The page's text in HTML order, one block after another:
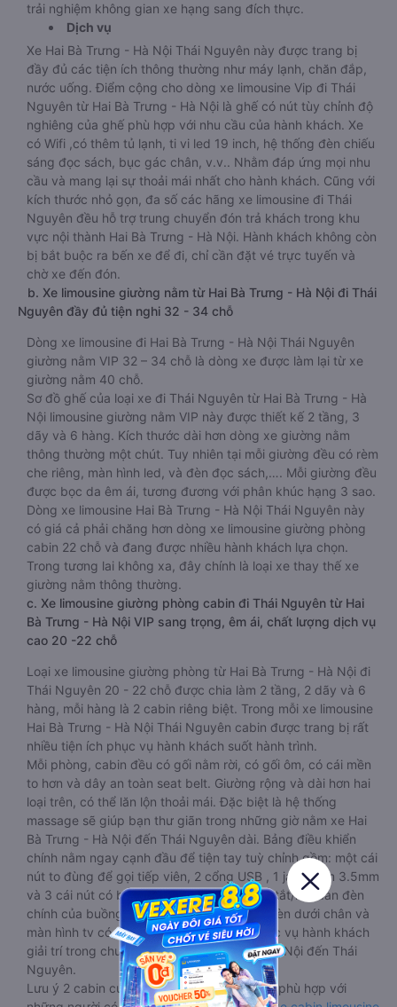
trải nghiệm không gian xe hạng sang đích thực.
Dịch vụ
Xe Hai Bà Trưng - Hà Nội Thái Nguyên này được trang bị
đầy đủ các tiện ích thông thường như máy lạnh, chăn đắp,
nước uống. Điểm cộng cho dòng xe limousine Vip đi Thái
Nguyên từ Hai Bà Trưng - Hà Nội là ghế có nút tùy chỉnh độ
nghiêng của ghế phù hợp với nhu cầu của hành khách. Xe
có Wifi ,có thêm tủ lạnh, ti vi led 19 inch, hệ thống đèn chiếu
sáng đọc sách, bục gác chân, v.v.. Nhằm đáp ứng mọi nhu
cầu và mang lại sự thoải mái nhất cho hành khách. Cũng với
kích thước nhỏ gọn, đa số các hãng xe limousine đi Thái
Nguyên đều hỗ trợ trung chuyển đón trả khách trong khu
vực nội thành Hai Bà Trưng - Hà Nội. Hành khách không còn
bị bắt buộc ra bến xe để đi, chỉ cần đặt vé trực tuyến và
chờ xe đến đón.
b. Xe limousine giường nằm từ Hai Bà Trưng - Hà Nội đi Thái
Nguyên đầy đủ tiện nghi 32 - 34 chỗ
Dòng xe limousine đi Hai Bà Trưng - Hà Nội Thái Nguyên
giường nằm VIP 32 – 34 chỗ là dòng xe được làm lại từ xe
giường nằm 40 chỗ.
Sơ đồ ghế của loại xe đi Thái Nguyên từ Hai Bà Trưng - Hà
Nội limousine giường nằm VIP này được thiết kế 2 tầng, 3
dãy và 6 hàng. Kích thước dài hơn dòng xe giường nằm
thông thường một chút. Tuy nhiên tại mỗi giường đều có rèm
che riêng, màn hình led, và đèn đọc sách,…. Mỗi giường đều
được bọc da êm ái, tương đương với phân khúc hạng 3 sao.
Dòng xe limousine Hai Bà Trưng - Hà Nội Thái Nguyên này
có giá cả phải chăng hơn dòng xe limousine giường phòng
cabin 22 chỗ và đang được nhiều hành khách lựa chọn.
Trong tương lai không xa, đây chính là loại xe thay thế xe
giường nằm thông thường.
c. Xe limousine giường phòng cabin đi Thái Nguyên từ Hai
Bà Trưng - Hà Nội VIP sang trọng, êm ái, chất lượng dịch vụ
cao 20 -22 chỗ
Loại xe limousine giường phòng từ Hai Bà Trưng - Hà Nội đi
Thái Nguyên 20 - 22 chỗ được chia làm 2 tầng, 2 dãy và 6
hàng, mỗi hàng là 2 cabin riêng biệt. Trong mỗi xe limousine
Hai Bà Trưng - Hà Nội Thái Nguyên cabin được trang bị rất
nhiều tiện ích phục vụ hành khách suốt hành trình.
Mỗi phòng, cabin đều có gối nằm rời, có gối ôm, có cái mền
to hơn và dây an toàn seat belt. Giường rộng và dài hơn hai
loại trên, có thể lăn lộn thoải mái. Đặc biệt là hệ thống
massage sẽ giúp bạn thư giãn trong những giờ nằm xe Hai
Bà Trưng - Hà Nội đến Thái Nguyên dài. Bảng điều khiển
chính nằm ngay cạnh đầu để tiện tay tuỳ chỉnh gồm: một cái
nút to đùng để gọi tiếp viên, 2 cổng USB , 1 jack cắm 3.5mm
và 3 cái nút có biểu tượng nguồn dùng để tắt/mở dàn đèn
chính của buồng nằm chạy dọc trên đầu, đèn dưới chân và
màn hình tv có đầy đủ phim chuẩn HD phục vụ hành khách
giải trí trong chuyến đi từ Hai Bà Trưng - Hà Nội đến Thái
Nguyên.
Lưu ý 2 cabin cuối thường thiết kế nhỏ hơn phù hợp với